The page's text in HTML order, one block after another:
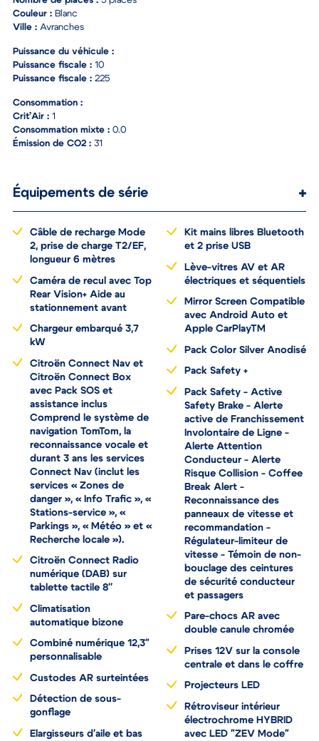
Nombre de portes :
Nombre de places :
Ville :Avranches
Puissance du véhicule :
Puissance fiscale :
Consommation :
Crit’Air : 1
Câble de recharge Mode
longueur 6 mètres
Caméra de recul avec Top
stationnement avant
kW
Citroën Connect Nav et
Citroën Connect Box
avec Pack SOS et
assistance inclus
Comprend le système de
navigation TomTom, la
reconnaissance vocale et
durant 3 ans les services
Connect Nav (inclut les
services « Zones de
danger », « Info Trafic », «
Stations-service », «
Recherche locale »).
Citroën Connect Radio
tablette tactile 8''
automatique bizone
personnalisable
Custodes AR surteintées
et 2 prise USB
électriques et séquentiels
Mirror Screen Compatible
Apple CarPlayTM
Pack Color Silver Anodisé
Pack Safety +
Pack Safety - Active
Safety Brake - Alerte
active de Franchissement
Involontaire de Ligne -
Alerte Attention
Conducteur - Alerte
Risque Collision - Coffee
Break Alert -
Reconnaissance des
panneaux de vitesse et
recommandation -
Régulateur-limiteur de
vitesse - Témoin de non-
bouclage des ceintures
et passagers
double canule chromée
centrale et dans le coffre
Projecteurs LED
Rétroviseur intérieur